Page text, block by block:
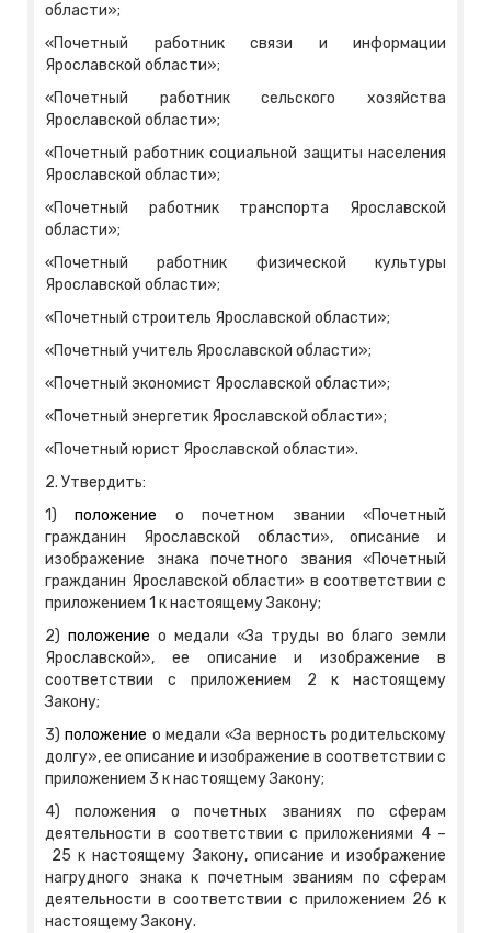
области»;
«Почетный работник связи и информации
Ярославской области»;
«Почетный работник сельского хозяйства
Ярославской области»;
«Почетный работник социальной защиты населения
Ярославской области»;
«Почетный работник транспорта Ярославской
области»;
«Почетный работник физической культуры
Ярославской области»;
«Почетный строитель Ярославской области»;
«Почетный учитель Ярославской области»;
«Почетный экономист Ярославской области»;
«Почетный энергетик Ярославской области»;
«Почетный юрист Ярославской области».
2. Утвердить:
1)положение о почетном звании «Почетный
гражданин Ярославской области», описание и
изображение знака почетного звания «Почетный
гражданин Ярославской области» в соответствии с
приложением 1 к настоящему Закону;
2) положение о медали «За труды во благо земли
Ярославской», ее описание и изображение в
соответствии с приложением 2 к настоящему
Закону;
3)положение о медали «За верность родительскому
долгу», ее описание и изображение в соответствии с
приложением 3 к настоящему Закону;
4) положения о почетных званиях по сферам
деятельности в соответствии с приложениями 4 –
25 к настоящему Закону, описание и изображение
нагрудного знака к почетным званиям по сферам
деятельности в соответствии с приложением 26 к
настоящему Закону.